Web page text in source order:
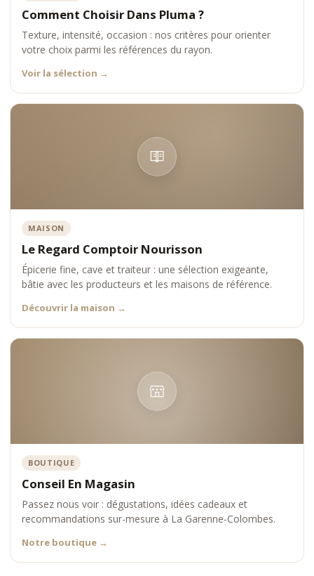
viandes ibériques d’exception, en proposant la pluma ibérique
comme une pièce emblématique de son offre premium.
Comment Choisir Dans Pluma ?
Texture, intensité, occasion : nos critères pour orienter
votre choix parmi les références du rayon.
Voir la sélection →
MAISON
Le Regard Comptoir Nourisson
Épicerie fine, cave et traiteur : une sélection exigeante,
bâtie avec les producteurs et les maisons de référence.
Découvrir la maison →
BOUTIQUE
Conseil En Magasin
Passez nous voir : dégustations, idées cadeaux et
recommandations sur-mesure à La Garenne-Colombes.
Notre boutique →